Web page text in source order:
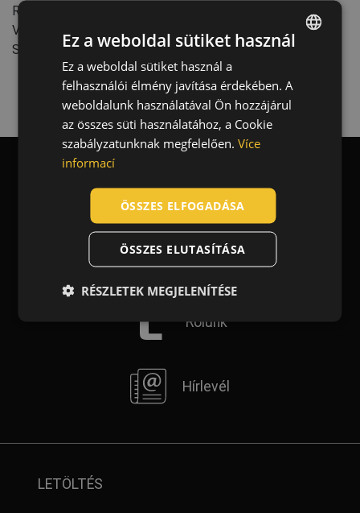
Rögzítő rendszer: Füldugók
Védelmi rendszer: Passzív
SNR - Egyszerűsített csillapítási érték: 28 dB
Blog
Kapcsolat
Rólunk
Hírlevél
LETÖLTÉS
CZECH
HUNGARIAN
SLOVAK
GERMAN
Ez a weboldal sütiket használ
Ez a weboldal sütiket használ a
felhasználói élmény javítása érdekében. A
weboldalunk használatával Ön hozzájárul
az összes süti használatához, a Cookie
szabályzatunknak megfelelően. Více
informací
ÖSSZES ELFOGADÁSA
ÖSSZES ELUTASÍTÁSA
RÉSZLETEK MEGJELENÍTÉSE